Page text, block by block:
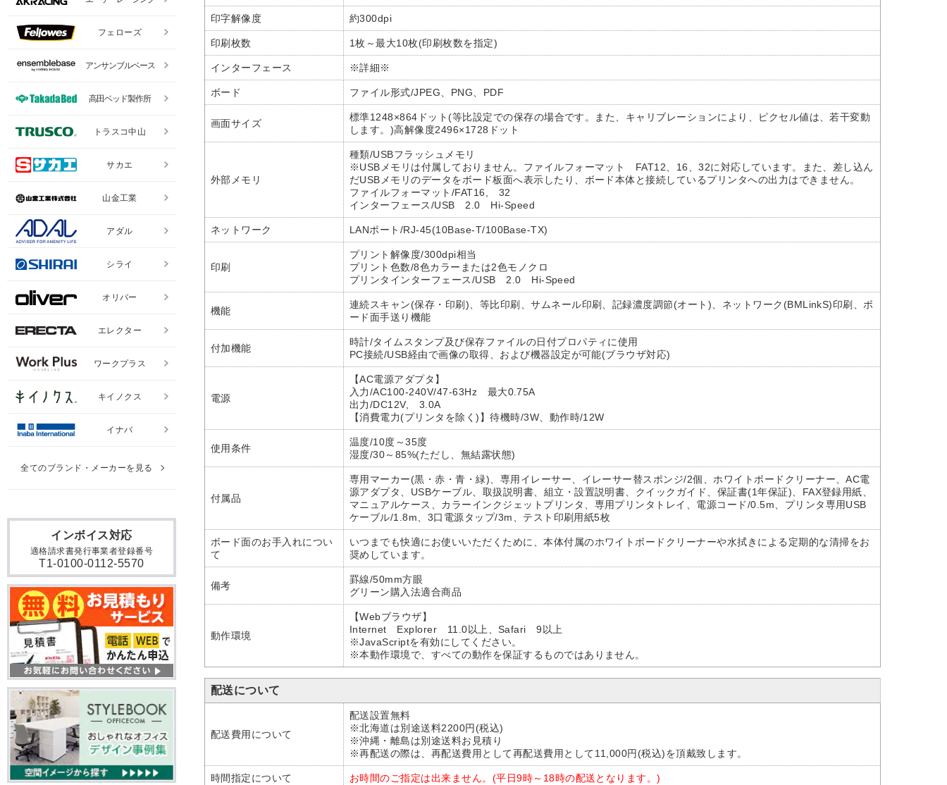
印字解像度 約300dpi
印刷枚数 1枚～最大10枚(印刷枚数を指定)
インターフェース ※詳細※
ボード ファイル形式/JPEG、PNG、PDF
画面サイズ
標準1248×864ドット(等比設定での保存の場合です。また、キャリブレーションにより、ピクセル値は、若干変動
します。)高解像度2496×1728ドット
外部メモリ
種類/USBフラッシュメモリ
※USBメモリは付属しておりません。ファイルフォーマット FAT12、16、32に対応しています。また、差し込ん
だUSBメモリのデータをボード板面へ表示したり、ボード本体と接続しているプリンタへの出力はできません。
ファイルフォーマット/FAT16, 32
インターフェース/USB 2.0 Hi-Speed
ネットワーク LANポート/RJ-45(10Base-T/100Base-TX)
印刷
プリント解像度/300dpi相当
プリント色数/8色カラーまたは2色モノクロ
プリンタインターフェース/USB 2.0 Hi-Speed
機能
連続スキャン(保存・印刷)、等比印刷、サムネール印刷、記録濃度調節(オート)、ネットワーク(BMLinkS)印刷、ボ
ード面手送り機能
付加機能
時計/タイムスタンプ及び保存ファイルの日付プロパティに使用
PC接続/USB経由で画像の取得、および機器設定が可能(ブラウザ対応)
電源
【AC電源アダプタ】
入力/AC100-240V/47-63Hz 最大0.75A
出力/DC12V, 3.0A
【消費電力(プリンタを除く)】待機時/3W、動作時/12W
使用条件
温度/10度～35度
湿度/30～85%(ただし、無結露状態)
付属品
専用マーカー(黒・赤・青・緑)、専用イレーサー、イレーサー替スポンジ/2個、ホワイトボードクリーナー、AC電
源アダプタ、USBケーブル、取扱説明書、組立・設置説明書、クイックガイド、保証書(1年保証)、FAX登録用紙、
マニュアルケース、カラーインクジェットプリンタ、専用プリンタトレイ、電源コード/0.5m、プリンタ専用USB
ケーブル/1.8m、3口電源タップ/3m、テスト印刷用紙5枚
ボード面のお手入れについ
て
いつまでも快適にお使いいただくために、本体付属のホワイトボードクリーナーや水拭きによる定期的な清掃をお
奨めしています。
備考
罫線/50mm方眼
グリーン購入法適合商品
動作環境
【Webブラウザ】
Internet Explorer 11.0以上、Safari 9以上
※JavaScriptを有効にしてください。
※本動作環境で、すべての動作を保証するものではありません。
配送について
配送費用について
配送設置無料
※北海道は別途送料2200円(税込)
※沖縄・離島は別途送料お見積り
※再配送の際は、再配送費用として再配送費用として11,000円(税込)を頂戴致します。
時間指定について お時間のご指定は出来ません。(平日9時～18時の配送となります。)
インボイス対応
適格請求書発行事業者登録番号
T1-0100-0112-5570
フェローズ
アンサンブルベース
高田ベッド製作所
トラスコ中山
サカエ
山金工業
アダル
シライ
オリバー
エレクター
ワークプラス
キイノクス
イナバ
全てのブランド・メーカーを見る